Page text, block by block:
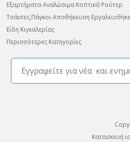
Εξαρτήματα Αναλώσιμα Κοπτικά Ρούτερ
Τσάντες,Πάγκοι Αποθήκευση
Είδη Κιγκαλερίας
Περισσότερες Κατηγορίες
Κατασκευή